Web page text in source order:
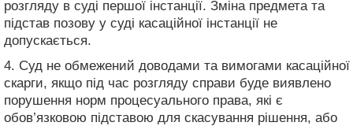
розгляду в суді першої інстанції. Зміна предмета та
підстав позову у суді касаційної інстанції не
допускається.
4. Суд не обмежений доводами та вимогами касаційної
скарги, якщо під час розгляду справи буде виявлено
порушення норм процесуального права, які є
обов’язковою підставою для скасування рішення, або